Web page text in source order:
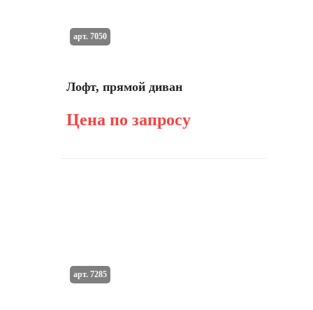
Лофт, прямой диван
Цена по запросу
арт. 7050
арт. 7285